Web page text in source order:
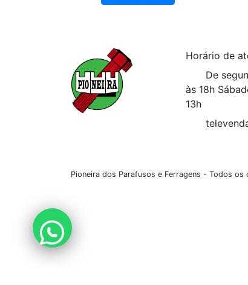
Horário de
De
às 18h
13h
Pioneira dos Parafusos e Ferragens - Todos